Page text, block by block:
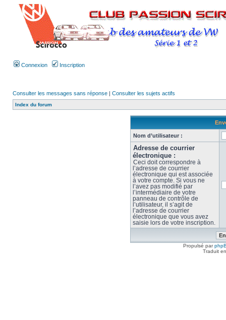
Connexion Inscription
Consulter les messages sans réponse | Consulter les sujets actifs
Index du forum
Nom d’utilisateur :
Adresse de courrier
électronique :
Ceci doit correspondre à
l’adresse de courrier
électronique qui est associée
à votre compte. Si vous ne
l’avez pas modifié par
l’intermédiaire de votre
panneau de contrôle de
l’utilisateur, il s’agit de
l’adresse de courrier
électronique que vous avez
saisie lors de votre inscription.
Propulsé par
Traduit